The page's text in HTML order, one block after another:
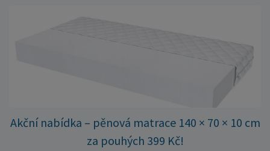
množství kusů, proto můžeme objednávky rychle expedovat.
podklad za výhodnou cenu.
Akční nabídka – pěnová matrace 140 × 70 × 10 cm
za pouhých 399 Kč!